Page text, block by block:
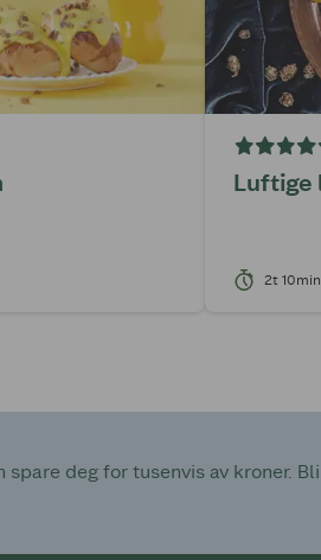
Luftige
2t 10min
deg for tusenvis av kroner.